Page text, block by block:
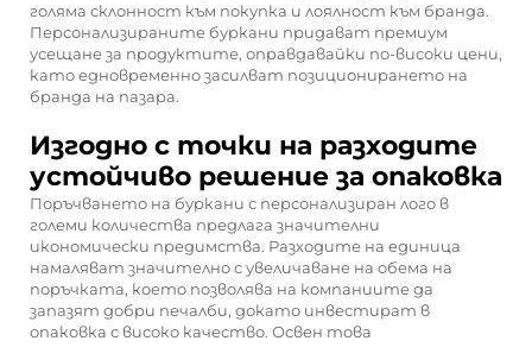
голяма склонност към покупка и лоялност към бранда.
Персонализираните буркани придават премиум
усещане за продуктите, оправдавайки по-високи цени,
като едновременно засилват позиционирането на
бранда на пазара.
Изгодно с точки на разходите
устойчиво решение за опаковка
Поръчването на буркани с персонализиран лого в
големи количества предлага значителни
икономически предимства. Разходите на единица
намаляват значително с увеличаване на обема на
поръчката, което позволява на компаниите да
запазят добри печалби, докато инвестират в
опаковка с високо качество. Освен това